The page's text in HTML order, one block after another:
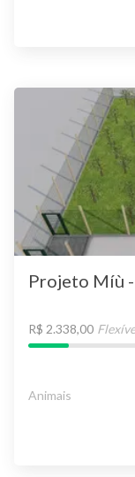
Projeto Míù
R$ 2.338,00
Animais